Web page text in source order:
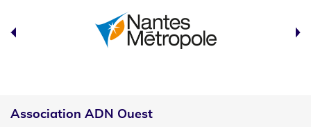
Association ADN Ouest